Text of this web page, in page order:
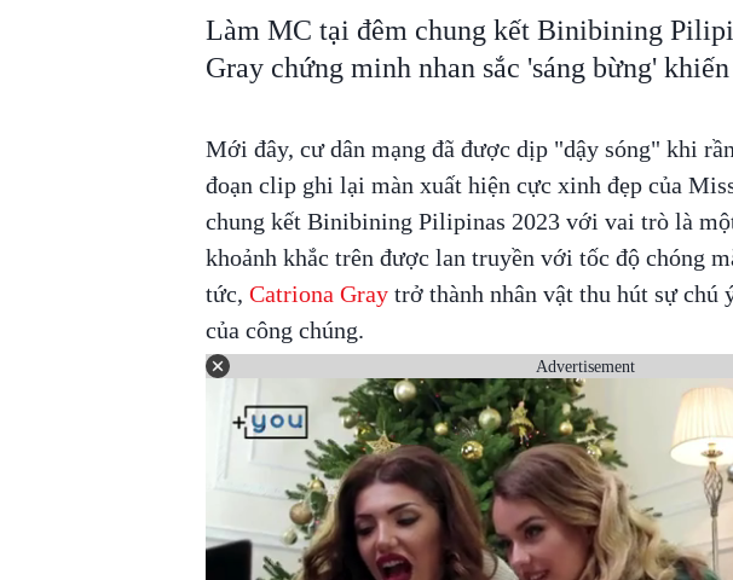
Làm MC tại đêm chung kết Binibining
Gray chứng minh nhan sắc 'sáng bừng'
Mới đây, cư dân mạng đã được dịp "dậy sóng" khi
đoạn clip ghi lại màn xuất hiện cực xinh đẹp của
chung kết Binibining Pilipinas 2023 với vai trò là
khoảnh khắc trên được lan truyền với tốc độ chóng
tức, Catriona Gray trở thành nhân vật thu hút sự chú
của công chúng.
Advertisement